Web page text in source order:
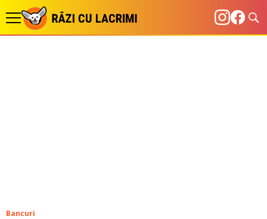
Bancuri